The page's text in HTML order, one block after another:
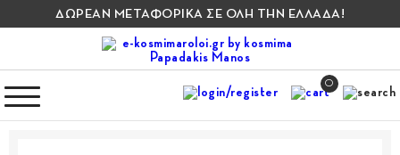
ΔΩΡΕΑΝ ΜΕΤΑΦΟΡΙΚΑ ΣΕ ΟΛΗ ΤΗΝ ΕΛΛΑΔΑ!
0